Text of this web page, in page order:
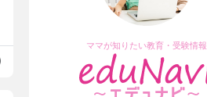
ママが知りたい教育・受験情報